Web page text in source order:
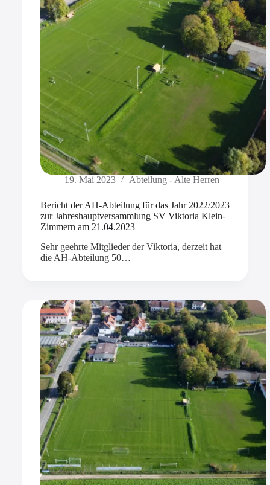
19. Mai 2023 Abteilung - Alte Herren
Bericht der AH-Abteilung für das Jahr 2022/2023
zur Jahreshauptversammlung SV Viktoria Klein-
Zimmern am 21.04.2023
Sehr geehrte Mitglieder der Viktoria, derzeit hat
die AH-Abteilung 50…